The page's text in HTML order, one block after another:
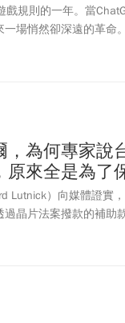
吐血。Netflix藉著這
市場，而也有許多聲
規則的一年。當
場悄然卻深遠的革命
藍振睿早已看準這場
為何專家說
原來全是為了
Lutnick）向媒體證實
晶片法案撥款的補助
台積電、三星等，曾